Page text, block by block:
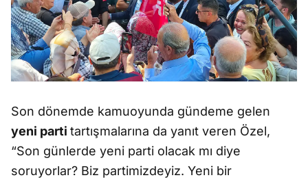
Son dönemde kamuoyunda gündeme gelen
yeni parti tartışmalarına da yanıt veren Özel,
“Son günlerde yeni parti olacak mı diye
soruyorlar? Biz partimizdeyiz. Yeni bir